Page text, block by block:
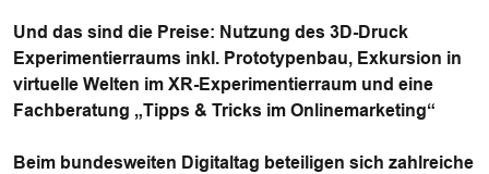
Und das sind die Preise: Nutzung des 3D-Druck
Experimentierraums inkl. Prototypenbau, Exkursion in
virtuelle Welten im XR-Experimentierraum und eine
Fachberatung „Tipps & Tricks im Onlinemarketing“
Beim bundesweiten Digitaltag beteiligen sich zahlreiche